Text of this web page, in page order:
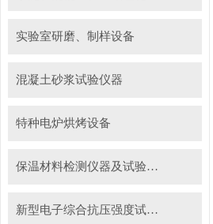
实验室研磨、制样设备
混凝土砂浆试验仪器
特种电炉烘烤设备
保温材料检测仪器及试验装置
新型电子综合抗压强度试验机